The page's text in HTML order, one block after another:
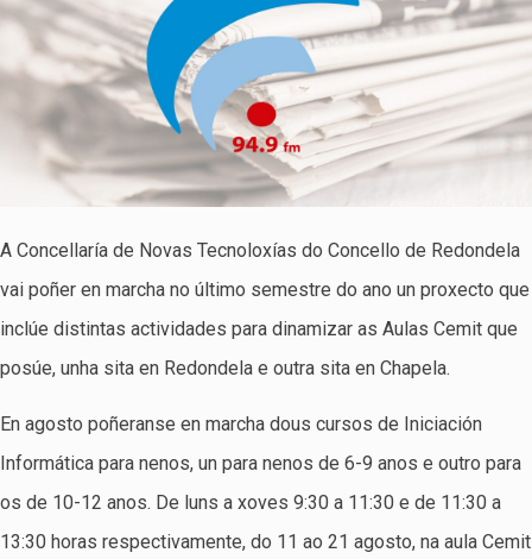
A Concellaría de Novas Tecnoloxías do Concello de Redondela
vai poñer en marcha no último semestre do ano un proxecto que
inclúe distintas actividades para dinamizar as Aulas Cemit que
posúe, unha sita en Redondela e outra sita en Chapela.
En agosto poñeranse en marcha dous cursos de Iniciación
Informática para nenos, un para nenos de 6-9 anos e outro para
os de 10-12 anos. De luns a xoves 9:30 a 11:30 e de 11:30 a
13:30 horas respectivamente, do 11 ao 21 agosto, na aula Cemit